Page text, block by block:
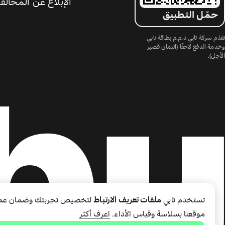
حمّل التطبيق
تقدّم شركة تابي ذ.م.م بطاقة تابي
وخدمة الدفع لاحقًا (ائتمان قصير
الأجل).
الإبلاغ عن
تستخدم تابي ملفات تعريف الارتباطلتخصيص تجربتك وضمان
موقعنا بسلاسة وقياس الأداء. اعرف أكثر